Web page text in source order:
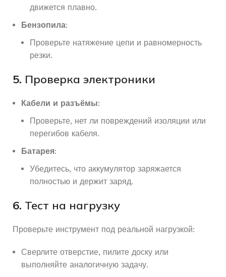
движется плавно.
Бензопила:
Проверьте натяжение цепи и равномерность
резки.
5. Проверка электроники
Кабели и разъёмы:
Проверьте, нет ли повреждений изоляции или
перегибов кабеля.
Батарея:
Убедитесь, что аккумулятор заряжается
полностью и держит заряд.
6. Тест на нагрузку
Проверьте инструмент под реальной нагрузкой:
Сверлите отверстие, пилите доску или
выполняйте аналогичную задачу.